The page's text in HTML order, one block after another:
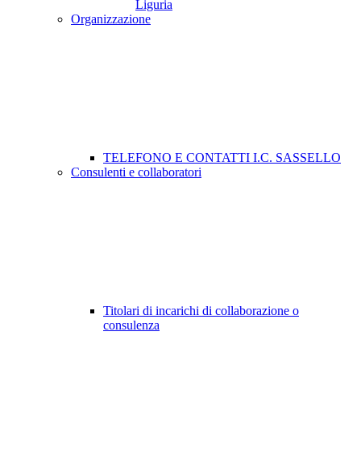
Liguria
Organizzazione
TELEFONO E CONTATTI I.C. SASSELLO
Consulenti e collaboratori
Titolari di incarichi di collaborazione o
consulenza